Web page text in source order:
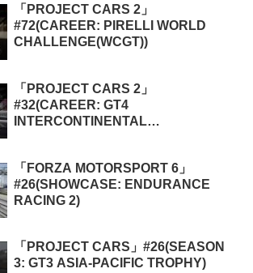
「PROJECT CARS 2」
#72(CAREER: PIRELLI WORLD
CHALLENGE(WCGT))
「PROJECT CARS 2」
#32(CAREER: GT4
INTERCONTINENTAL
「FORZA MOTORSPORT 6」
#26(SHOWCASE: ENDURANCE
RACING 2)
「PROJECT CARS」#26(SEASON
3: GT3 ASIA-PACIFIC TROPHY)